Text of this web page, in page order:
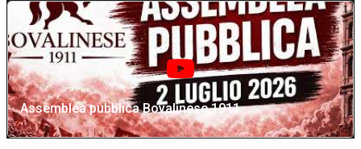
Assemblea pubblica Bovalinese 1911